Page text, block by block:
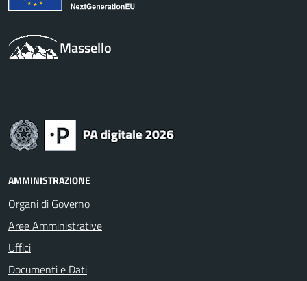
Massello
AMMINISTRAZIONE
Organi di Governo
Aree Amministrative
Uffici
Documenti e Dati